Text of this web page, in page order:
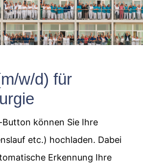
w/d) für
können Sie Ihre
etc.) hochladen. Dabei
Erkennung Ihre